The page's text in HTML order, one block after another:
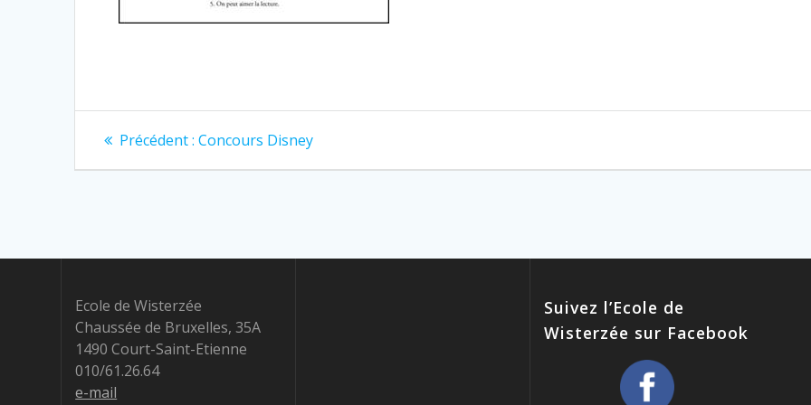
Navigation
de
Précédent : Article
Concours Disney
Ecole de Wisterzée
Chaussée de Bruxelles, 35A
1490 Court-Saint-Etienne
010/61.26.64
e-mail
Suivez l’Ecole de
Wisterzée sur Facebook